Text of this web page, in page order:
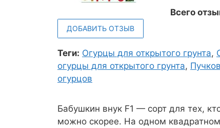
Всего
ДОБАВИТЬ ОТЗЫВ
Теги: Огурцы для открытого грунта,
огурцы для открытого грунта,
огурцов
Бабушкин внук F1 — сорт для тех,
можно скорее. На одном